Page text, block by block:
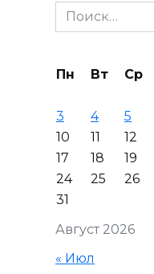
Search
for:
Август 2026
Пн Вт Ср
3
4 5
10
11 12
17
18 19
24
25 26
31
« Июл